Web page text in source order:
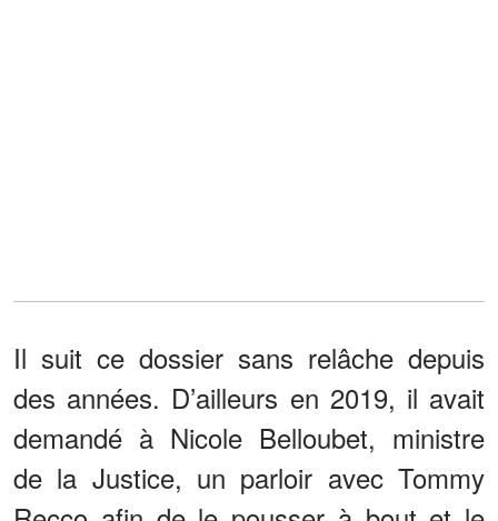
Il suit ce dossier sans relâche depuis
des années. D’ailleurs en 2019, il avait
demandé à Nicole Belloubet, ministre
de la Justice, un parloir avec Tommy